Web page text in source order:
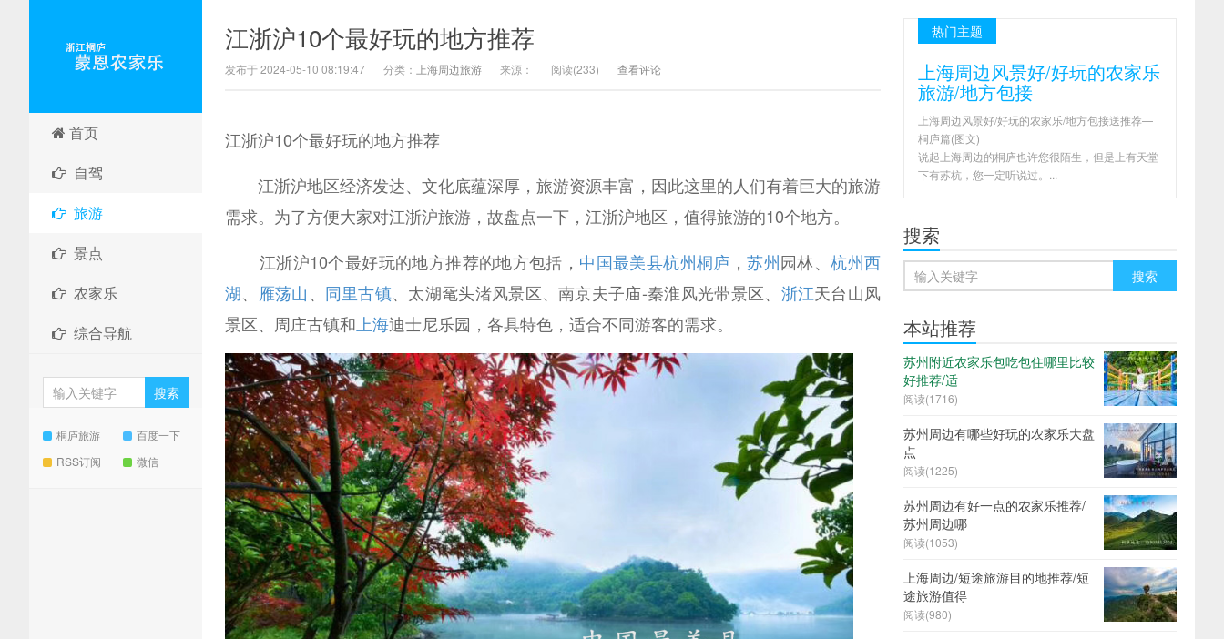
首页
自驾
旅游
景点
农家乐
综合导航
桐庐旅游
百度一下
RSS订阅
微信
江浙沪10个最好玩的地方推荐
发布于 2024-05-10 08:19:47 分类： 上海周边旅游 来源： 阅读(233) 查看评论
江浙沪10个最好玩的地方推荐
江浙沪地区经济发达、文化底蕴深厚，旅游资源丰富，因此这里的人们有着巨大的旅游
需求。为了方便大家对江浙沪旅游，故盘点一下，江浙沪地区，值得旅游的10个地方。
江浙沪10个最好玩的地方推荐的地方包括， 中国最美县杭州桐庐 ，苏州园林、杭州西
湖、 雁荡山、 同里古镇、太湖鼋头渚风景区、南京夫子庙-秦淮风光带景区、 浙江天台山风
景区、周庄古镇和 上海迪士尼乐园，各具特色，适合不同游客的需求。
热门主题
上海周边风景好/好玩的农家乐
旅游/地方包接
上海周边风景好/好玩的农家乐/地方包接送推荐—
桐庐篇(图文)
说起上海周边的桐庐也许您很陌生，但是上有天堂
下有苏杭，您一定听说过。...
搜索
本站推荐
苏州附近农家乐包吃包住哪里比较
好推荐/适
阅读(1716)
苏州周边有哪些好玩的农家乐大盘
点
阅读(1225)
苏州周边有好一点的农家乐推荐/
苏州周边哪
阅读(1053)
上海周边/短途旅游目的地推荐/短
途旅游值得
阅读(980)